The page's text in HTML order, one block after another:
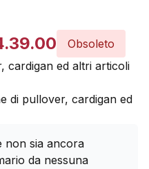
Obsoleto
cardigan ed altri articoli
di pullover, cardigan ed
non sia ancora
da nessuna